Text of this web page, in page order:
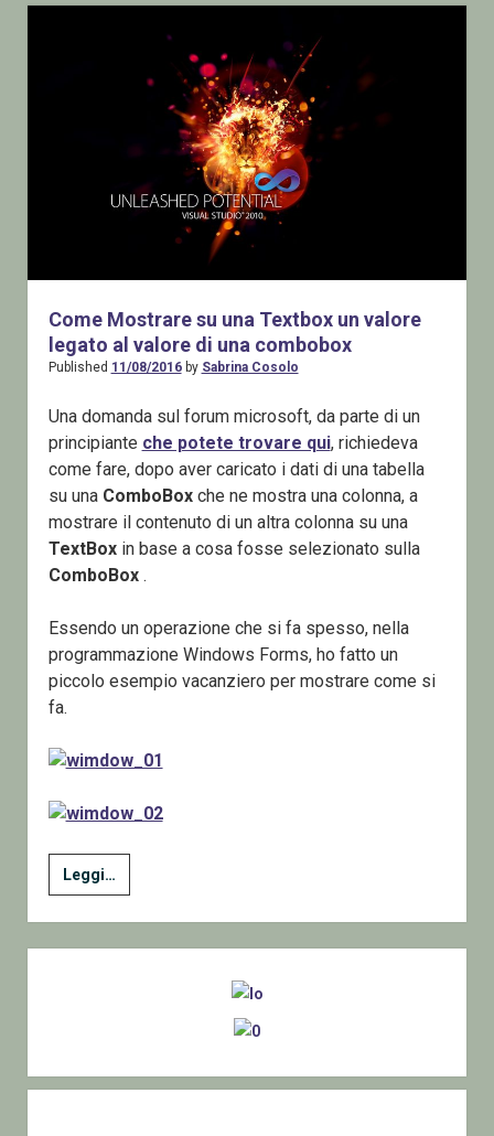
–
sessioni
MVP
Come Mostrare su una Textbox un valore
legato al valore di una combobox
Published 11/08/2016by Sabrina Cosolo
Una domanda sul forum microsoft, da parte di un
principiante che potete trovare qui, richiedeva
come fare, dopo aver caricato i dati di una tabella
su una ComboBox che ne mostra una colonna, a
mostrare il contenuto di un altra colonna su una
TextBoxin base a cosa fosse selezionato sulla
ComboBox .
Essendo un operazione che si fa spesso, nella
programmazione Windows Forms, ho fatto un
piccolo esempio vacanziero per mostrare come si
fa.
Leggi…Come
Mostrare
su
una
al